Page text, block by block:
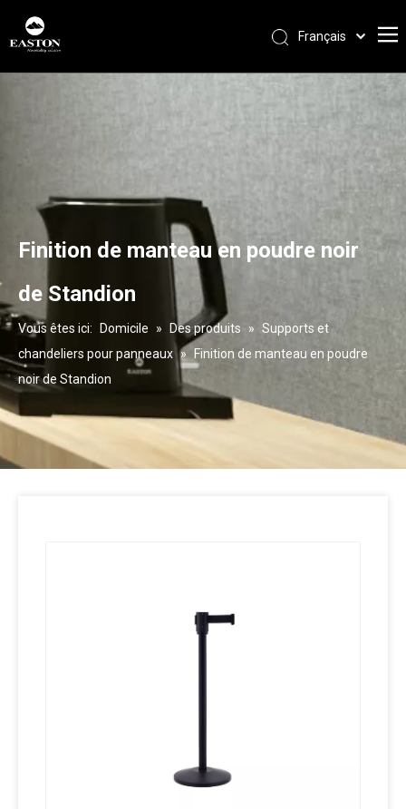
Français
Pусский
English
Finition de manteau en poudre noir
de Standion
Vous êtes ici: Domicile » Des produits » Supports et
chandeliers pour panneaux »
Finition de manteau en poudre
noir de Standion